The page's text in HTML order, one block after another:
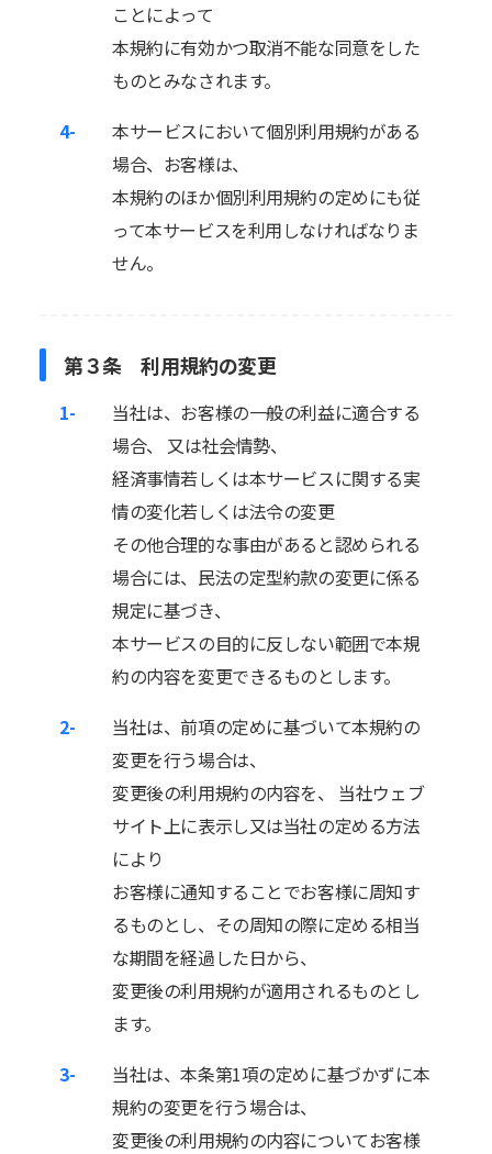
ことによって
本規約に有効かつ取消不能な同意をした
ものとみなされます。
4-
本サービスにおいて個別利用規約がある
場合、お客様は、
本規約のほか個別利用規約の定めにも従
って本サービスを利用しなければなりま
せん。
第３条 利用規約の変更
1-
当社は、お客様の一般の利益に適合する
場合、 又は社会情勢、
経済事情若しくは本サービスに関する実
情の変化若しくは法令の変更
その他合理的な事由があると認められる
場合には、民法の定型約款の変更に係る
規定に基づき、
本サービスの目的に反しない範囲で本規
約の内容を変更できるものとします。
2-
当社は、前項の定めに基づいて本規約の
変更を行う場合は、
変更後の利用規約の内容を、 当社ウェブ
サイト上に表示し又は当社の定める方法
により
お客様に通知することでお客様に周知す
るものとし、その周知の際に定める相当
な期間を経過した日から、
変更後の利用規約が適用されるものとし
ます。
3-
当社は、本条第1項の定めに基づかずに本
規約の変更を行う場合は、
変更後の利用規約の内容についてお客様